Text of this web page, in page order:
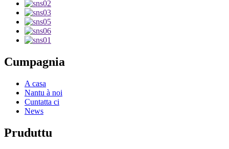
Cumpagnia
A casa
Nantu à noi
Cuntatta ci
News
Pruduttu